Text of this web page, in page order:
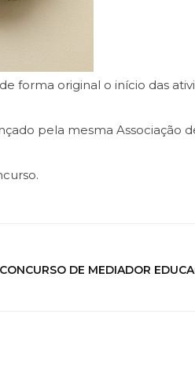
forma original o início das
pela mesma Associação
CONCURSO DE MEDIADOR